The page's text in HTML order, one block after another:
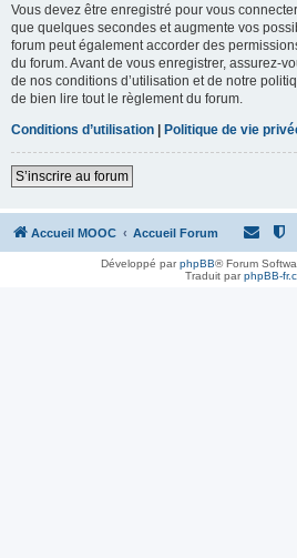
Vous devez être enregistré pour vous
que quelques secondes et augmente vos
forum peut également accorder des
du forum. Avant de vous enregistrer, assurez-
de nos conditions d’utilisation et de notre
de bien lire tout le règlement du forum.
Conditions d’utilisation | Politique de vie
S’inscrire au forum
Accueil MOOC Accueil Forum
Développé parphpBB® Forum
Traduit parphpBB-